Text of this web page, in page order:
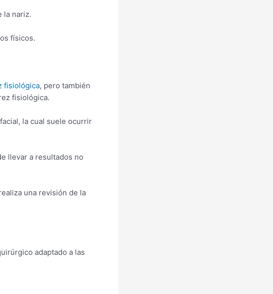
la nariz.
físicos.
fisiológica, pero también
fisiológica.
la cual suele ocurrir
llevar a resultados no
una revisión de la
adaptado a las